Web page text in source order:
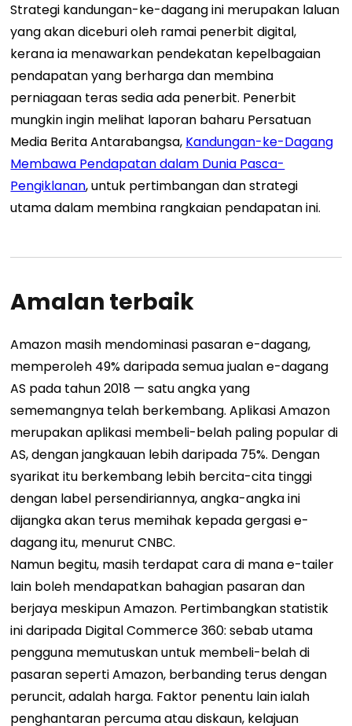
Strategi kandungan-ke-dagang ini merupakan laluan
yang akan diceburi oleh ramai penerbit digital,
kerana ia menawarkan pendekatan kepelbagaian
pendapatan yang berharga dan membina
perniagaan teras sedia ada penerbit. Penerbit
mungkin ingin melihat laporan baharu Persatuan
Media Berita Antarabangsa, Kandungan-ke-Dagang
Membawa Pendapatan dalam Dunia Pasca-
Pengiklanan, untuk pertimbangan dan strategi
utama dalam membina rangkaian pendapatan ini.
Amalan terbaik
Amazon masih mendominasi pasaran e-dagang,
memperoleh 49% daripada semua jualan e-dagang
AS pada tahun 2018 — satu angka yang
sememangnya telah berkembang. Aplikasi Amazon
merupakan aplikasi membeli-belah paling popular di
AS, dengan jangkauan lebih daripada 75%. Dengan
syarikat itu berkembang lebih bercita-cita tinggi
dengan label persendiriannya, angka-angka ini
dijangka akan terus memihak kepada gergasi e-
dagang itu, menurut CNBC.
Namun begitu, masih terdapat cara di mana e-tailer
lain boleh mendapatkan bahagian pasaran dan
berjaya meskipun Amazon. Pertimbangkan statistik
ini daripada Digital Commerce 360: sebab utama
pengguna memutuskan untuk membeli-belah di
pasaran seperti Amazon, berbanding terus dengan
peruncit, adalah harga. Faktor penentu lain ialah
penghantaran percuma atau diskaun, kelajuan